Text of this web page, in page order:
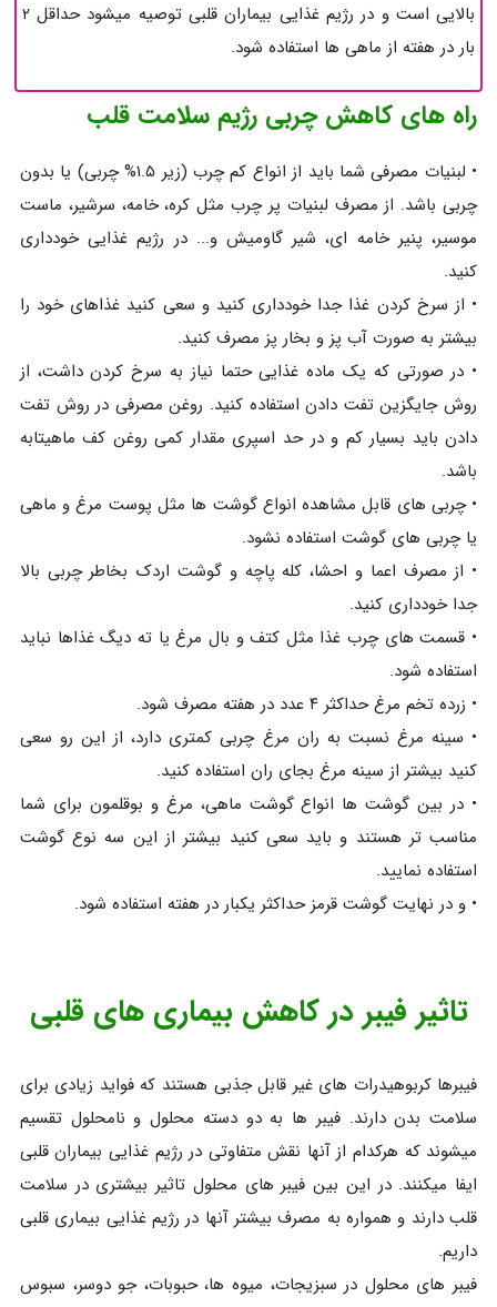
بالایی است و در رژیم غذایی بیماران قلبی توصیه میشود حداقل ۲
بار در هفته از ماهی ها استفاده شود.
راه های کاهش چربی رژیم سلامت قلب
• لبنیات مصرفی شما باید از انواع کم چرب (زیر ۱.۵% چربی) یا بدون
چربی باشد. از مصرف لبنیات پر چرب مثل کره، خامه، سرشیر، ماست
موسیر، پنیر خامه ای، شیر گاومیش و... در رژیم غذایی خودداری
کنید.
• از سرخ کردن غذا جدا خودداری کنید و سعی کنید غذاهای خود را
بیشتر به صورت آب پز و بخار پز مصرف کنید.
• در صورتی که یک ماده غذایی حتما نیاز به سرخ کردن داشت، از
روش جایگزین تفت دادن استفاده کنید. روغن مصرفی در روش تفت
دادن باید بسیار کم و در حد اسپری مقدار کمی روغن کف ماهیتابه
باشد.
• چربی های قابل مشاهده انواع گوشت ها مثل پوست مرغ و ماهی
یا چربی های گوشت استفاده نشود.
• از مصرف اعما و احشا، کله پاچه و گوشت اردک بخاطر چربی بالا
جدا خودداری کنید.
• قسمت های چرب غذا مثل کتف و بال مرغ یا ته دیگ غذاها نباید
استفاده شود.
• زرده تخم مرغ حداکثر ۴ عدد در هفته مصرف شود.
• سینه مرغ نسبت به ران مرغ چربی کمتری دارد، از این رو سعی
کنید بیشتر از سینه مرغ بجای ران استفاده کنید.
• در بین گوشت ها انواع گوشت ماهی، مرغ و بوقلمون برای شما
مناسب تر هستند و باید سعی کنید بیشتر از این سه نوع گوشت
استفاده نمایید.
• و در نهایت گوشت قرمز حداکثر یکبار در هفته استفاده شود.
تاثیر فیبر در کاهش بیماری های قلبی
فیبرها کربوهیدرات های غیر قابل جذبی هستند که فواید زیادی برای
سلامت بدن دارند. فیبر ها به دو دسته محلول و نامحلول تقسیم
میشوند که هرکدام از آنها نقش متفاوتی در رژیم غذایی بیماران قلبی
ایفا میکنند. در این بین فیبر های محلول تاثیر بیشتری در سلامت
قلب دارند و همواره به مصرف بیشتر آنها در رژیم غذایی بیماری قلبی
داریم.
فیبر های محلول در سبزیجات، میوه ها، حبوبات، جو دوسر، سبوس